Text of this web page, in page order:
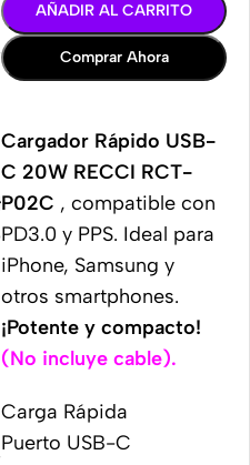
AÑADIR AL CARRITO
Comprar Ahora
Cargador Rápido USB-
C 20W RECCI RCT-
P02C , compatible con
PD3.0 y PPS. Ideal para
iPhone, Samsung y
otros smartphones.
¡Potente y compacto!
(No incluye cable).
Carga Rápida
Puerto USB-C